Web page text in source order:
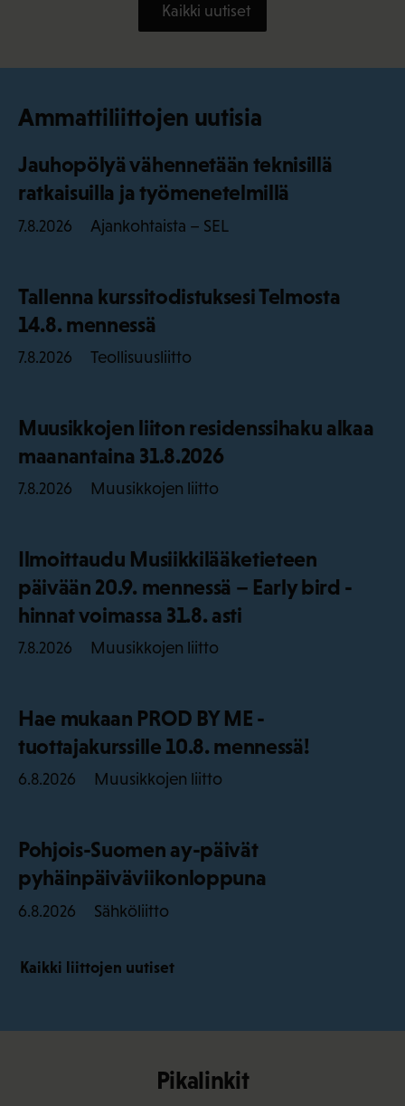
Kaikki uutiset
Ammattiliittojen uutisia
Jauhopölyä vähennetään teknisillä
ratkaisuilla ja työmenetelmillä
7.8.2026 Ajankohtaista – SEL
Tallenna kurssitodistuksesi Telmosta
14.8. mennessä
7.8.2026 Teollisuusliitto
Muusikkojen liiton residenssihaku alkaa
maanantaina 31.8.2026
7.8.2026 Muusikkojen liitto
Ilmoittaudu Musiikkilääketieteen
päivään 20.9. mennessä – Early bird -
hinnat voimassa 31.8. asti
7.8.2026 Muusikkojen liitto
Hae mukaan PROD BY ME -
tuottajakurssille 10.8. mennessä!
6.8.2026 Muusikkojen liitto
Pohjois-Suomen ay-päivät
pyhäinpäiväviikonloppuna
6.8.2026 Sähköliitto
Kaikki liittojen uutiset
Pikalinkit